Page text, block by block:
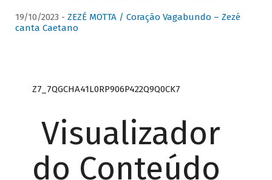
19/10/2023 - ZEZÉ MOTTA / Coração Vagabundo – Zezé
canta Caetano
Z7_7QGCHA41L0RP906P422Q9Q0CK7
Visualizador
do Conteúdo